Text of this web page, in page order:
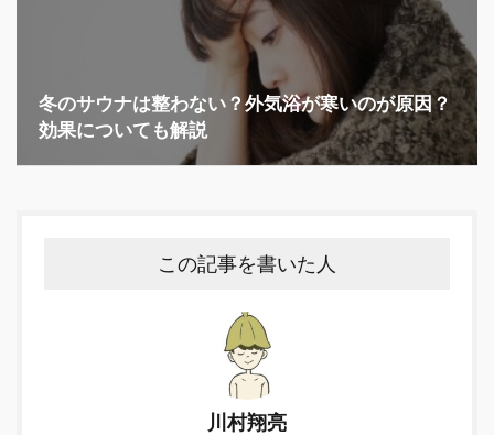
冬のサウナは整わない？外気浴が寒いのが原因？
効果についても解説
この記事を書いた人
川村翔亮